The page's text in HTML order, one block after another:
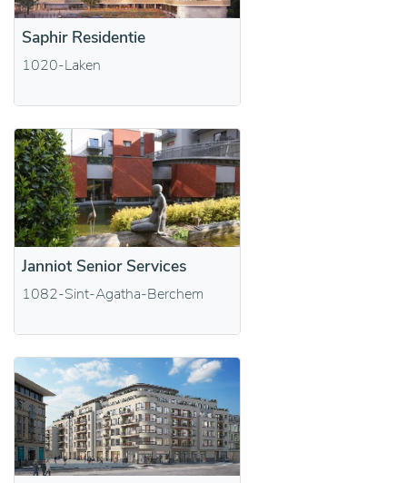
Saphir Residentie
1020-Laken
Janniot Senior Services
1082-Sint-Agatha-Berchem